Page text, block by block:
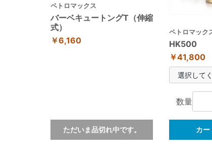
ペトロマックス
バーベキュートングT（伸縮
式）
￥6,160
ただいま品切れ中です。
ペトロマック
HK500
￥41,800
数量
カー